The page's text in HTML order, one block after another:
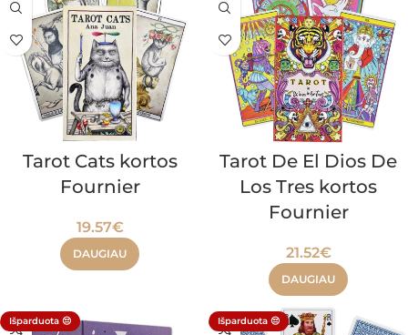
Tarot Cats kortos
Fournier
19.57€
DAUGIAU
Tarot De El Dios De
Los Tres kortos
Fournier
21.52€
DAUGIAU
Išparduota 😔 Išparduota 😔